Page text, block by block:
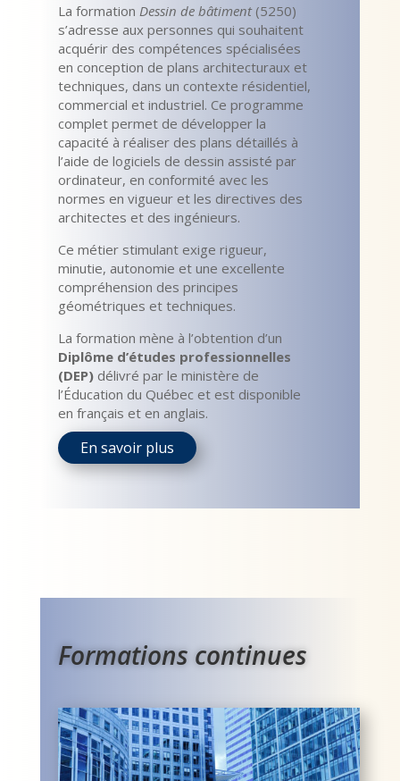
La formation Dessin de bâtiment(5250)
s’adresse aux personnes qui souhaitent
acquérir des compétences spécialisées
en conception de plans architecturaux et
techniques, dans un contexte résidentiel,
commercial et industriel. Ce programme
complet permet de développer la
capacité à réaliser des plans détaillés à
l’aide de logiciels de dessin assisté par
ordinateur, en conformité avec les
normes en vigueur et les directives des
architectes et des ingénieurs.
Ce métier stimulant exige rigueur,
minutie, autonomie et une excellente
compréhension des principes
géométriques et techniques.
La formation mène à l’obtention d’un
Diplôme d’études professionnelles
(DEP)délivré par le ministère de
l’Éducation du Québec et est disponible
en français et en anglais.
En savoir plus
Formations continues